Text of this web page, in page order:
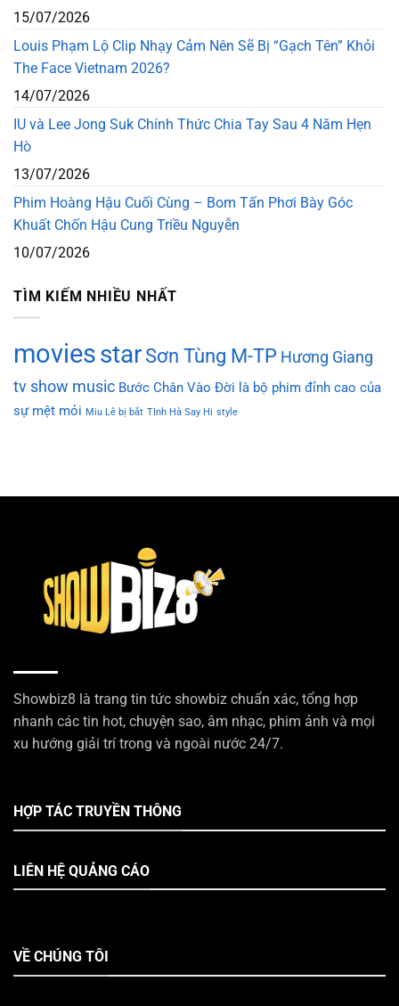
15/07/2026
Louis Phạm Lộ Clip Nhạy Cảm Nên Sẽ Bị “Gạch Tên” Khỏi
The Face Vietnam 2026?
14/07/2026
IU và Lee Jong Suk Chính Thức Chia Tay Sau 4 Năm Hẹn
Hò
13/07/2026
Phim Hoàng Hậu Cuối Cùng – Bom Tấn Phơi Bày Góc
Khuất Chốn Hậu Cung Triều Nguyễn
10/07/2026
TÌM KIẾM NHIỀU NHẤT
moviesstarSơn Tùng M-TP Hương Giang
tv show music Bước Chân Vào Đời là bộ phim đỉnh cao của
sự mệt mỏi Miu Lê bị bắt TInh Hà Say Hi style
Showbiz8 là trang tin tức showbiz chuẩn xác, tổng hợp
nhanh các tin hot, chuyện sao, âm nhạc, phim ảnh và mọi
xu hướng giải trí trong và ngoài nước 24/7.
HỢP TÁC TRUYỀN THÔNG
LIÊN HỆ QUẢNG CÁO
VỀ CHÚNG TÔI